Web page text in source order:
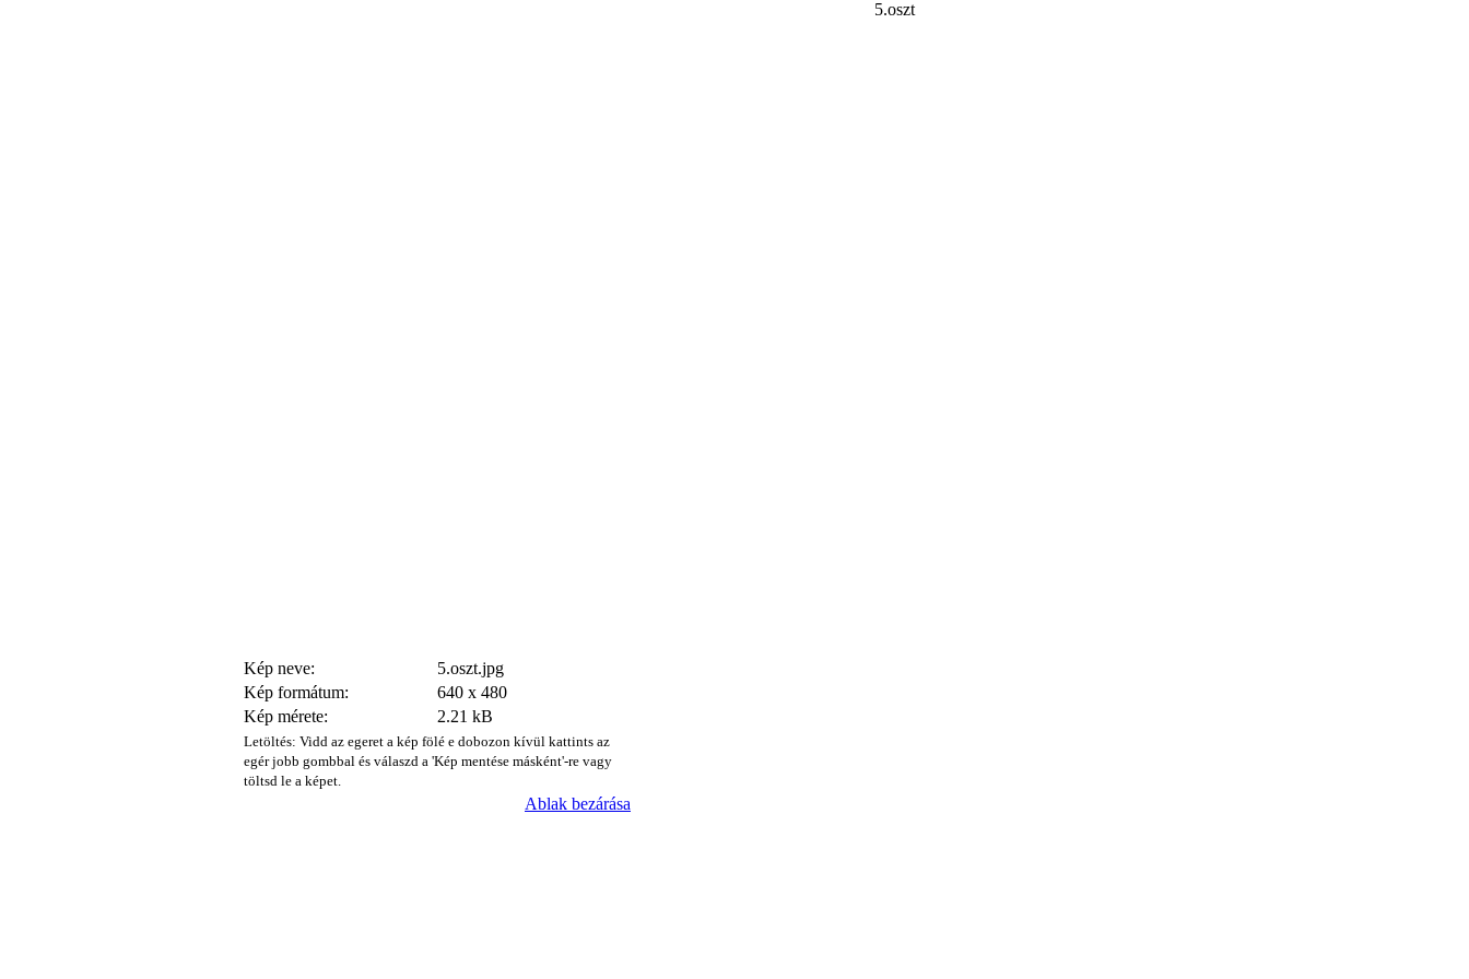
Kép neve:
5.oszt.jpg
Kép formátum:
640 x 480
Kép mérete:
2.21 kB
Letöltés: Vidd az egeret a kép fölé e dobozon kívül kattints az
egér jobb gombbal és válaszd a 'Kép mentése másként'-re vagy
töltsd le a képet.
Ablak bezárása
5.oszt